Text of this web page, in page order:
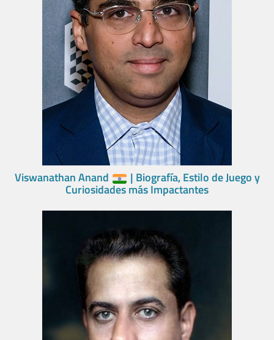
Viswanathan Anand | Biografía, Estilo de Juego y
Curiosidades más Impactantes